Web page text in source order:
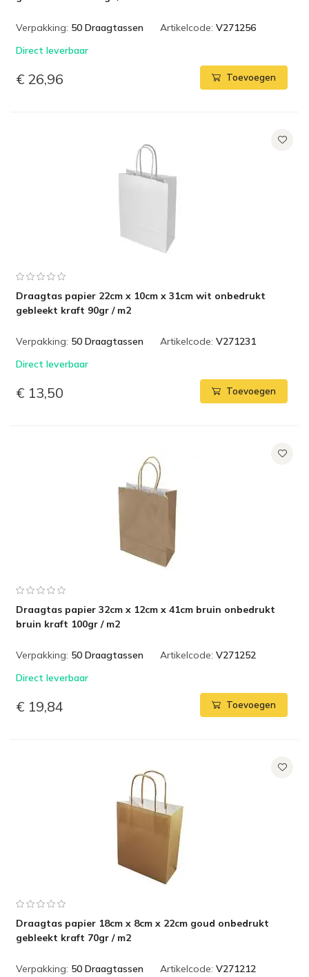
Verpakking: 50 Draagtassen Artikelcode: V271256
Direct leverbaar
€ 26,96 Toevoegen
Draagtas papier 22cm x 10cm x 31cm wit onbedrukt
gebleekt kraft 90gr / m2
Verpakking: 50 Draagtassen Artikelcode: V271231
Direct leverbaar
€ 13,50 Toevoegen
Draagtas papier 32cm x 12cm x 41cm bruin onbedrukt
bruin kraft 100gr / m2
Verpakking: 50 Draagtassen Artikelcode: V271252
Direct leverbaar
€ 19,84 Toevoegen
Draagtas papier 18cm x 8cm x 22cm goud onbedrukt
gebleekt kraft 70gr / m2
Verpakking: 50 Draagtassen Artikelcode: V271212